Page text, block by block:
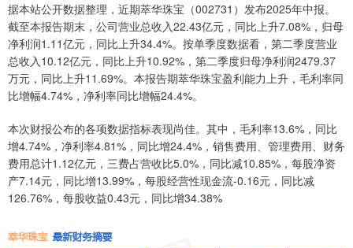
据本站公开数据整理，近期萃华珠宝（002731）发布2025年中报。
截至本报告期末，公司营业总收入22.43亿元，同比上升7.08%，归母
净利润1.11亿元，同比上升34.4%。按单季度数据看，第二季度营业
总收入10.12亿元，同比上升10.92%，第二季度归母净利润2479.37
万元，同比上升11.69%。本报告期萃华珠宝盈利能力上升，毛利率同
比增幅4.74%，净利率同比增幅24.4%。
本次财报公布的各项数据指标表现尚佳。其中，毛利率13.6%，同比
增4.74%，净利率4.81%，同比增24.4%，销售费用、管理费用、财务
费用总计1.12亿元，三费占营收比5.0%，同比减10.85%，每股净资
产7.14元，同比增13.99%，每股经营性现金流-0.16元，同比减
126.76%，每股收益0.43元，同比增34.38%